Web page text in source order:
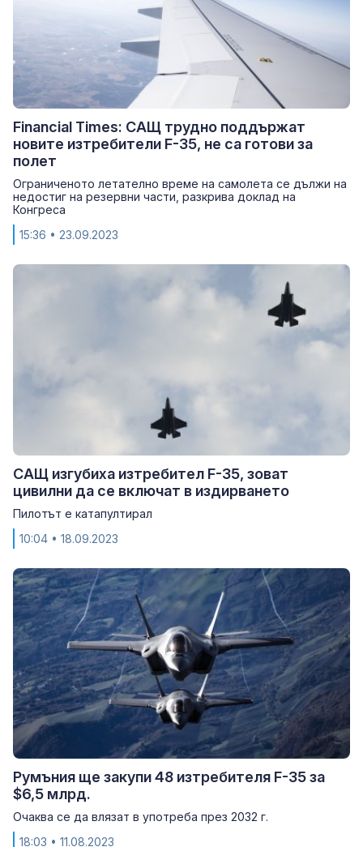
Financial Times: САЩ трудно поддържат
новите изтребители F-35, не са готови за
полет
Ограниченото летателно време на самолета се дължи на
недостиг на резервни части, разкрива доклад на
Конгреса
15:36 • 23.09.2023
САЩ изгубиха изтребител F-35, зоват
цивилни да се включат в издирването
Пилотът е катапултирал
10:04 • 18.09.2023
Румъния ще закупи 48 изтpeбитeля F-35 за
$6,5 млрд.
Очаква се да влязат в употреба през 2032 г.
18:03 • 11.08.2023